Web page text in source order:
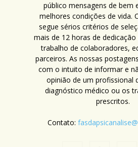
público mensagens de bem
melhores condições de vida.
segue sérios critérios de
mais de 12 horas de
trabalho de colaboradores,
parceiros. As nossas
com o intuito de informar e
opinião de um profissional
diagnóstico médico ou os
prescritos.
Contato: